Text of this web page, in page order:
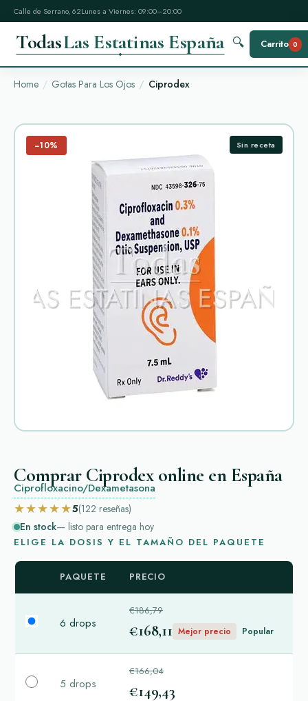
Calle de Serrano, 62Lunes a Viernes: 09:00–20:00
TodasLas Estatinas España 🔍 Carrito 0
Home Gotas Para Los Ojos Ciprodex
−10% Sin receta
Comprar Ciprodex online en España
Ciprofloxacino/Dexametasona
★★★★★5(122 reseñas)
En stock— listo para entrega hoy
ELIGE LA DOSIS Y EL TAMAÑO DEL PAQUETE
PAQUETE PRECIO
6 drops
€186,79
€168,11 Mejor precio Popular
5 drops
€166,04
€149,43